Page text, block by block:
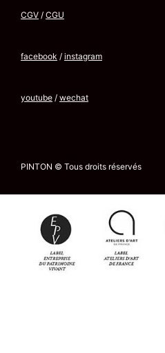
CGV / CGU
facebook / instagram
youtube / wechat
PINTON © Tous droits réservés